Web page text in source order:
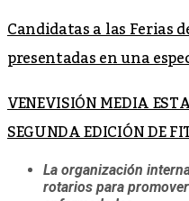
Candidatas a las Ferias
presentadas en una
VENEVISIÓN MEDIA
SEGUNDA EDICIÓN DE
La organización
rotarios para